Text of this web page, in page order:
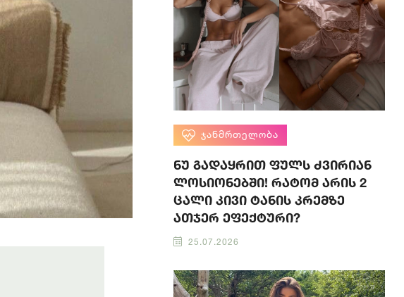
ᲯᲐᲜᲛᲠᲗᲔᲚᲝᲑᲐ
ნუ გადაყრით ფულს ძვირიან
ლოსიონებში! რატომ არის 2
ცალი კივი ტანის კრემზე
ათჯერ ეფექტური?
25.07.2026